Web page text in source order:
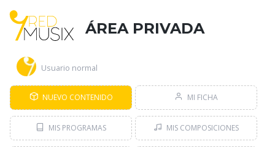
ÁREA PRIVADA
Usuario normal
NUEVO CONTENIDO MI FICHA
MIS PROGRAMAS MIS COMPOSICIONES